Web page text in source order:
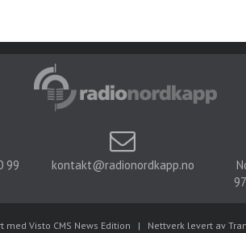
99 kontakt@radionordkapp.no
med Visto CMS News Edition | Nettverk levert av